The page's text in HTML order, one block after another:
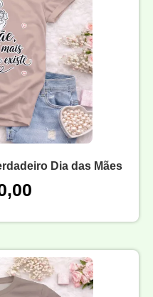
Dia das Mães